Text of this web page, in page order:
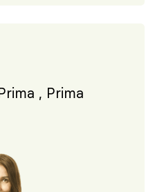
, Prima